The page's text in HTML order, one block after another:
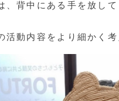
背中にある手を放し
動内容をより細かく考